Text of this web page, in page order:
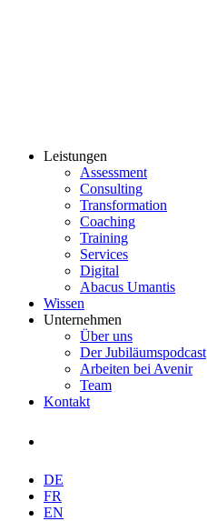
Leistungen
Assessment
Consulting
Transformation
Coaching
Training
Services
Digital
Abacus Umantis
Wissen
Unternehmen
Über uns
Der Jubiläumspodcast
Arbeiten bei Avenir
Team
Kontakt
DE
FR
EN